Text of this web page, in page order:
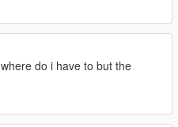
where do i have to but the